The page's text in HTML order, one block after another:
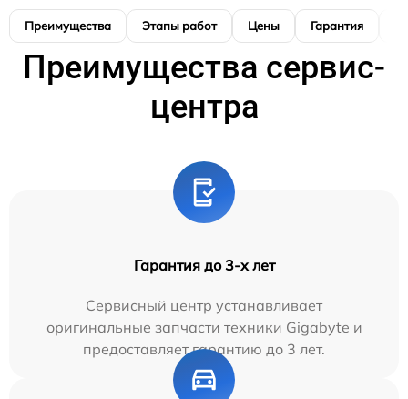
Преимущества Этапы работ Цены Гарантия
Преимущества сервис-
центра
Гарантия до 3-х лет
Сервисный центр устанавливает
оригинальные запчасти техники Gigabyte и
предоставляет гарантию до 3 лет.